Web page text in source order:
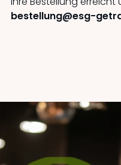
bestellung@esg-